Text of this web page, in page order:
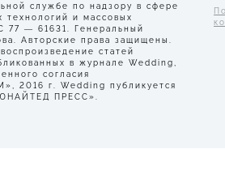
службе по надзору в сфере
технологий и массовых
— 61631. Генеральный
Авторские права защищены.
статей
в журнале Wedding,
согласия
2016 г. Wedding публикуется
ПРЕСС».